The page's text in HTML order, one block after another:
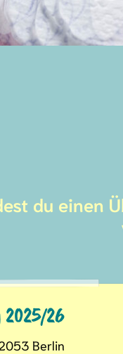
du einen
26
Berlin